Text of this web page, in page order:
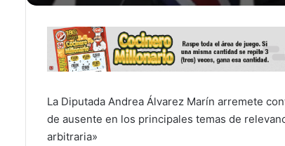
La Diputada Andrea Álvarez Marín arremete
de ausente en los principales temas de
arbitraria»